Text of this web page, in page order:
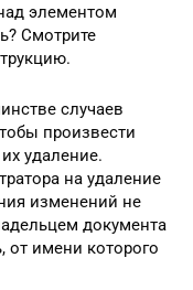
элементом
Смотрите
случаев
произвести
удаление.
на удаление
изменений не
документа
от имени которого